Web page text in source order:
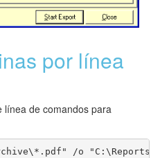
por línea
línea de comandos para
/o